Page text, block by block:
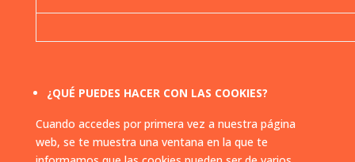
¿QUÉ PUEDES HACER CON LAS COOKIES?
Cuando accedes por primera vez a nuestra página
web, se te muestra una ventana en la que te